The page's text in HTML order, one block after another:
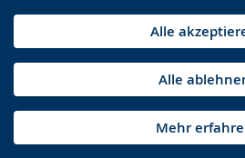
Alle
Alle
Mehr